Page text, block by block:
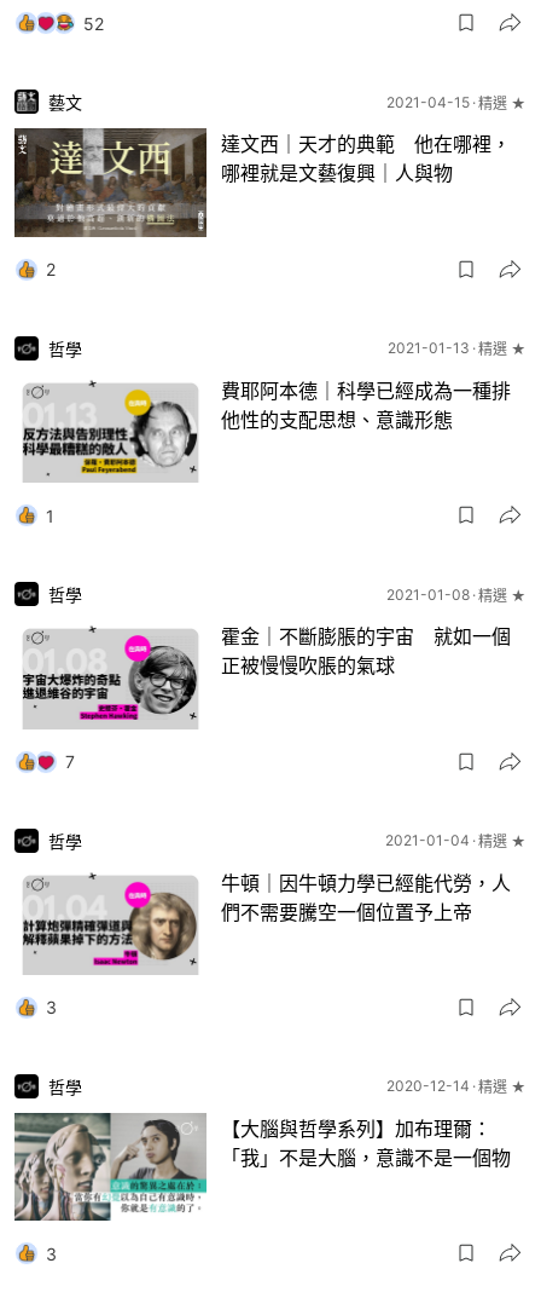
52
藝文 2021-04-15 精選 ★
達文西｜天才的典範 他在哪裡，
哪裡就是文藝復興｜人與物
2
哲學 2021-01-13 精選 ★
費耶阿本德｜科學已經成為一種排
他性的支配思想、意識形態
1
哲學 2021-01-08 精選 ★
霍金｜不斷膨脹的宇宙 就如一個
正被慢慢吹脹的氣球
7
哲學 2021-01-04 精選 ★
牛頓｜因牛頓力學已經能代勞，人
們不需要騰空一個位置予上帝
3
哲學 2020-12-14 精選 ★
【大腦與哲學系列】加布理爾：
「我」不是大腦，意識不是一個物
3